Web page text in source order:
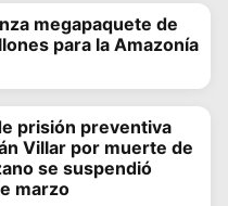
megapaquete de
para la Amazonía
prisión preventiva
Villar por muerte de
se suspendió
marzo